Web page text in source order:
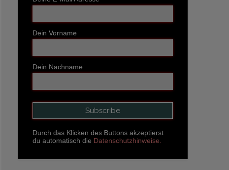
Dein Vorname
Dein Nachname
Durch das Klicken des Buttons akzeptierst
du automatisch die Datenschutzhinweise.